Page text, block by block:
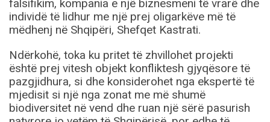
falsifikim, kompania e një biznesmeni të vrarë dhe
individë të lidhur me një prej oligarkëve më të
mëdhenj në Shqipëri, Shefqet Kastrati.
Ndërkohë, toka ku pritet të zhvillohet projekti
është prej vitesh objekt konfliktesh gjyqësore të
pazgjidhura, si dhe konsiderohet nga ekspertë të
mjedisit si një nga zonat me më shumë
biodiversitet në vend dhe ruan një sërë pasurish